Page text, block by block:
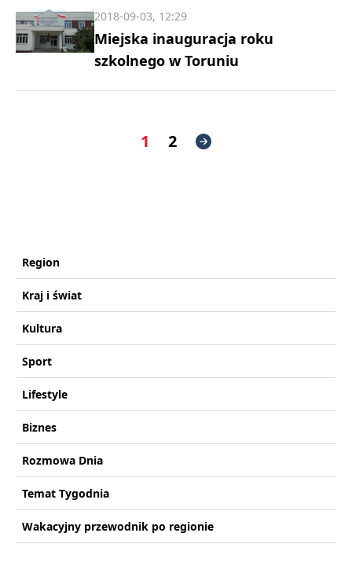
Miejska inauguracja roku
szkolnego w Toruniu
2018-09-03, 12:29
1 2
Region
Kraj i świat
Kultura
Sport
Lifestyle
Biznes
Rozmowa Dnia
Temat Tygodnia
Wakacyjny przewodnik po regionie